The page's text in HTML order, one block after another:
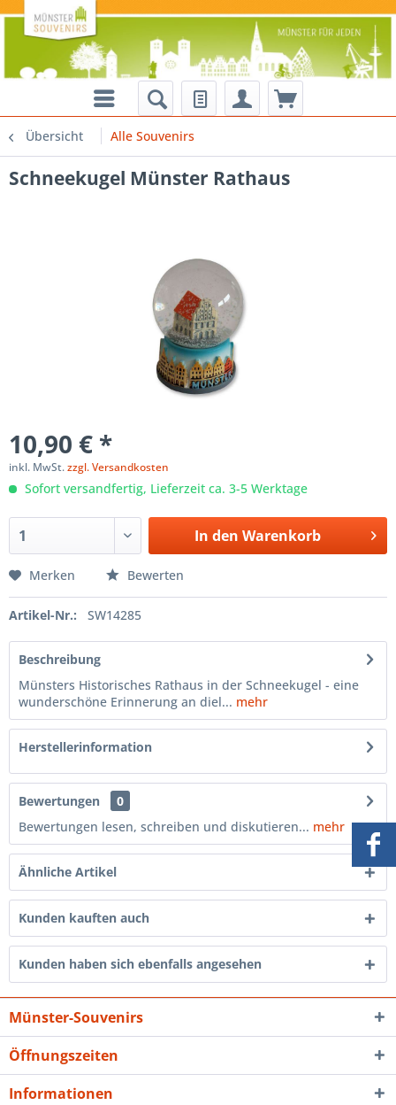
Übersicht Alle Souvenirs
Schneekugel Münster Rathaus
10,90 € *
inkl. MwSt.zzgl. Versandkosten
Sofort versandfertig, Lieferzeit ca. 3-5 Werktage
In den Warenkorb
Merken Bewerten
Artikel-Nr.: SW14285
Beschreibung
Münsters Historisches Rathaus in der Schneekugel - eine
wunderschöne Erinnerung an diel... mehr
Herstellerinformation
Bewertungen
0
Bewertungen lesen, schreiben und diskutieren... mehr
Ähnliche Artikel
Kunden kauften auch
Kunden haben sich ebenfalls angesehen
Münster-Souvenirs
Öffnungszeiten
Informationen